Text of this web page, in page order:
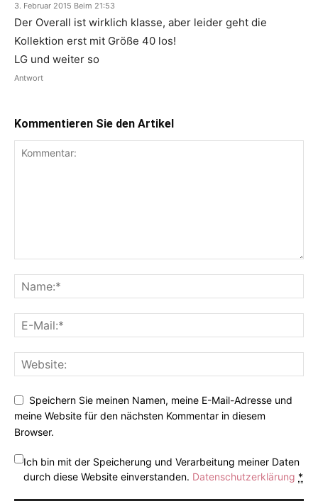
3. Februar 2015 Beim 21:53
Der Overall ist wirklich klasse, aber leider geht die
Kollektion erst mit Größe 40 los!
LG und weiter so
Antwort
Kommentieren Sie den Artikel
Speichern Sie meinen Namen, meine E-Mail-Adresse und
meine Website für den nächsten Kommentar in diesem
Browser.
Ich bin mit der Speicherung und Verarbeitung meiner Daten
durch diese Website einverstanden. Datenschutzerklärung *